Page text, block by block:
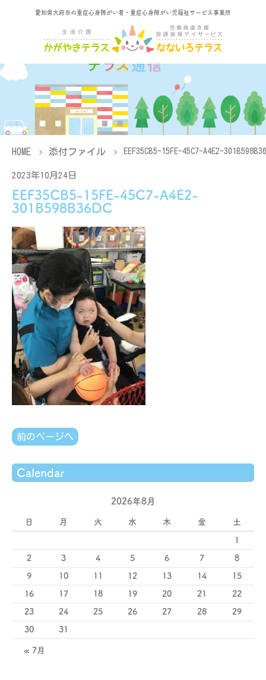
愛知県大府市の重症心身障がい者・重症心身障がい児福祉サービス事業所
HOME 添付ファイル EEF35CB5-15FE-45C7-A4E2-
2023年10月24日
EEF35CB5-15FE-45C7-A4E2-
301B598B36DC
前のページへ
Calendar
2026年8月
日 月 火 水 木 金 土
1
2 3 4 5 6 7 8
9 10 11 12 13 14 15
16 17 18 19 20 21 22
23 24 25 26 27 28 29
30 31
« 7月